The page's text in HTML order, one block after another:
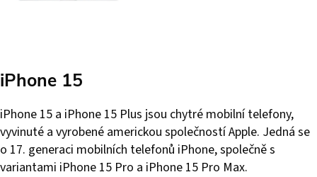
iPhone 15
iPhone 15 a iPhone 15 Plus jsou chytré mobilní telefony,
vyvinuté a vyrobené americkou společností Apple. Jedná se
o 17. generaci mobilních telefonů iPhone, společně s
variantami iPhone 15 Pro a iPhone 15 Pro Max.